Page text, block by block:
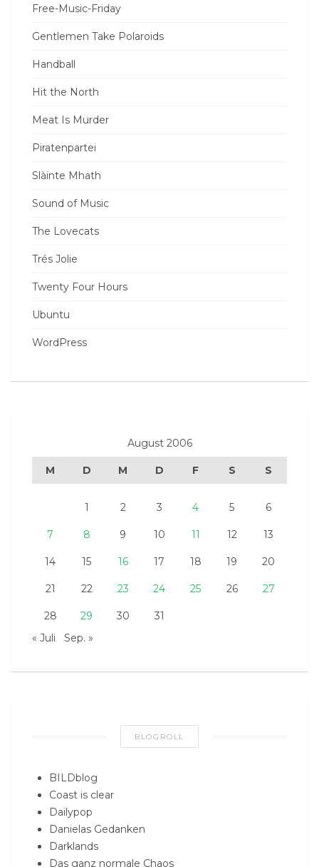
Free-Music-Friday
Gentlemen Take Polaroids
Handball
Hit the North
Meat Is Murder
Piratenpartei
Slàinte Mhath
Sound of Music
The Lovecats
Trés Jolie
Twenty Four Hours
Ubuntu
WordPress
August 2006
M D M D F S S
1 2 3 4 5 6
7 8 9 10 11 12 13
14 15 16 17 18 19 20
21 22 23 24 25 26 27
28 29 30
31
« Juli
Sep. »
BLOGROLL
BILDblog
Coast is clear
Dailypop
Danielas Gedanken
Darklands
Das ganz normale Chaos